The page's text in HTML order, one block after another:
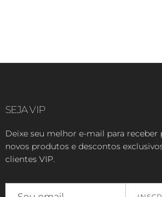
SEJA VIP
Deixe seu melhor e-mail para receber
novos produtos e descontos
clientes VIP.